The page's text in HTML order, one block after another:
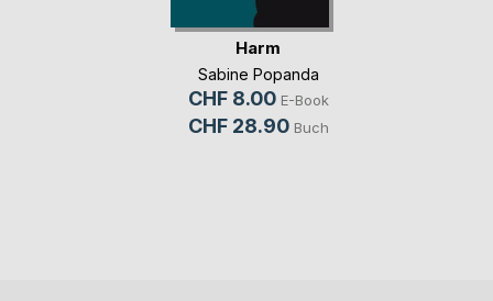
Harm
Sabine Popanda
CHF 8.00 E-Book
CHF 28.90 Buch